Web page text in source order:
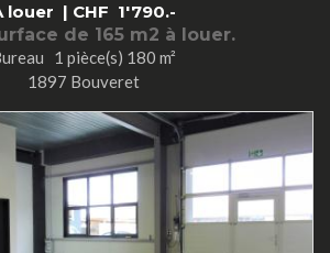
louer | CHF 1'790.-
de 165 m2 à louer.
1 pièce(s) 180 m²
1897 Bouveret